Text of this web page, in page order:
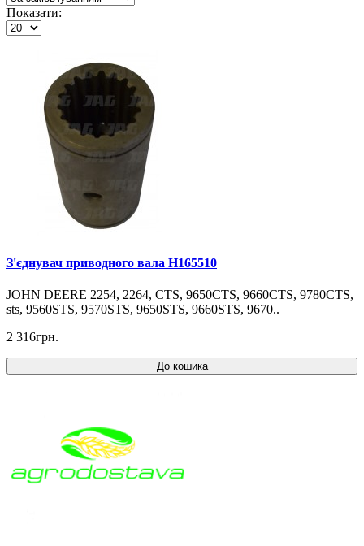
Показати:
З'єднувач приводного вала H165510
JOHN DEERE 2254, 2264, CTS, 9650CTS, 9660CTS, 9780CTS,
sts, 9560STS, 9570STS, 9650STS, 9660STS, 9670..
2 316грн.
До кошика